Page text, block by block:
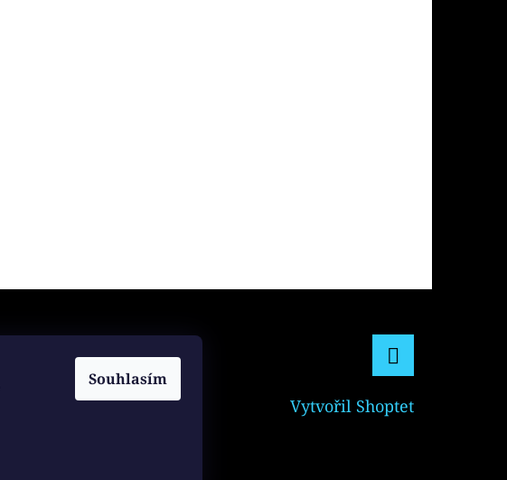
Souhlasím
Vytvořil Shoptet